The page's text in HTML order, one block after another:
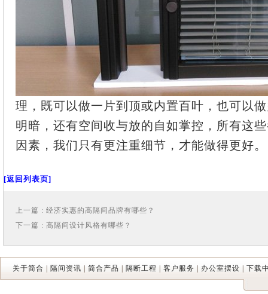
理，既可以做一片到顶或内置百叶，也可以
明暗，还有空间收与放的自如掌控，所有这
因素，我们只有更注重细节，才能做得更好。
[返回列表页]
上一篇 : 经济实惠的高隔间品牌有哪些？
下一篇 : 高隔间设计风格有哪些？
关于简合 隔间资讯 简合产品 隔断工程 客户服务 办公室摆设 下载